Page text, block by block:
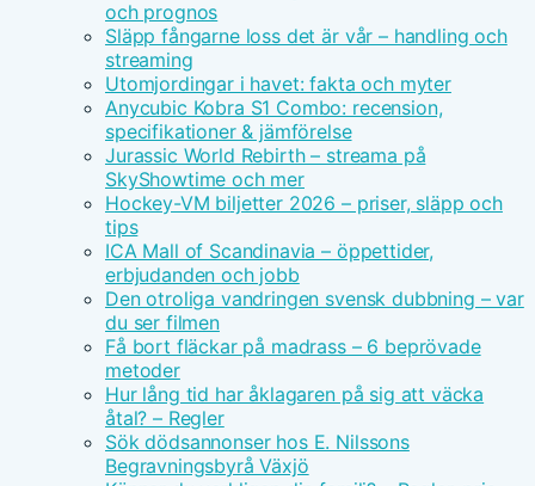
och prognos
Släpp fångarne loss det är vår – handling och
streaming
Utomjordingar i havet: fakta och myter
Anycubic Kobra S1 Combo: recension,
specifikationer & jämförelse
Jurassic World Rebirth – streama på
SkyShowtime och mer
Hockey-VM biljetter 2026 – priser, släpp och
tips
ICA Mall of Scandinavia – öppettider,
erbjudanden och jobb
Den otroliga vandringen svensk dubbning – var
du ser filmen
Få bort fläckar på madrass – 6 beprövade
metoder
Hur lång tid har åklagaren på sig att väcka
åtal? – Regler
Sök dödsannonser hos E. Nilssons
Begravningsbyrå Växjö